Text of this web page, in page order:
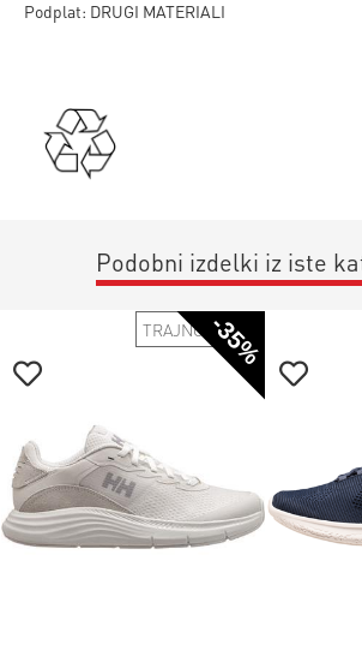
Podplat: DRUGI MATERIALI
Podobni izdelki iz iste
-35%
TRAJNOSTNO